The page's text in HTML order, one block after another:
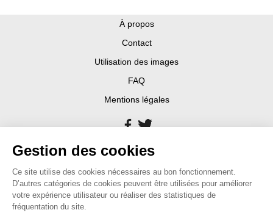
À propos
Contact
Utilisation des images
FAQ
Mentions légales
Gestion des cookies
Ce site utilise des cookies nécessaires au bon fonctionnement.
D’autres catégories de cookies peuvent être utilisées pour améliorer
votre expérience utilisateur ou réaliser des statistiques de
fréquentation du site.